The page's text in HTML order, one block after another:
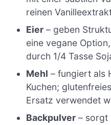
reinen
Eier – geben
eine vegane
durch 1/4 Tasse
Mehl – fungiert als
Kuchen;
Ersatz verwendet
Backpulver – sorgt